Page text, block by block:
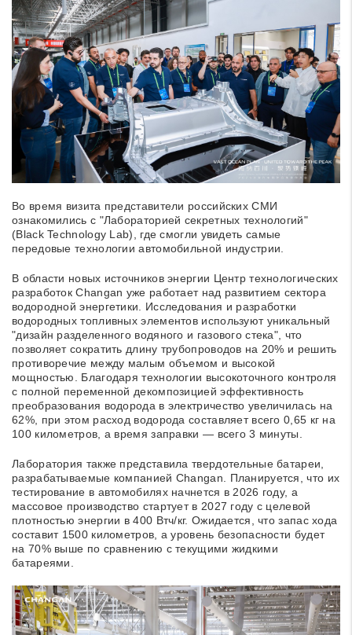
Во время визита представители российских СМИ
ознакомились с "Лабораторией секретных технологий"
(Black Technology Lab), где смогли увидеть самые
передовые технологии автомобильной индустрии.
В области новых источников энергии Центр технологических
разработок Changan уже работает над развитием сектора
водородной энергетики. Исследования и разработки
водородных топливных элементов используют уникальный
"дизайн разделенного водяного и газового стека", что
позволяет сократить длину трубопроводов на 20% и решить
противоречие между малым объемом и высокой
мощностью. Благодаря технологии высокоточного контроля
с полной переменной декомпозицией эффективность
преобразования водорода в электричество увеличилась на
62%, при этом расход водорода составляет всего 0,65 кг на
100 километров, а время заправки — всего 3 минуты.
Лаборатория также представила твердотельные батареи,
разрабатываемые компанией Changan. Планируется, что их
тестирование в автомобилях начнется в 2026 году, а
массовое производство стартует в 2027 году с целевой
плотностью энергии в 400 Втч/кг. Ожидается, что запас хода
составит 1500 километров, а уровень безопасности будет
на 70% выше по сравнению с текущими жидкими
батареями.